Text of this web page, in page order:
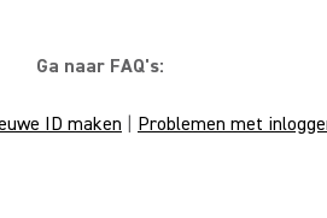
Ga naar FAQ's:
ID maken Problemen met